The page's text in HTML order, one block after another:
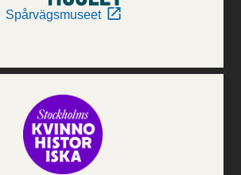
Spårvägsmuseet